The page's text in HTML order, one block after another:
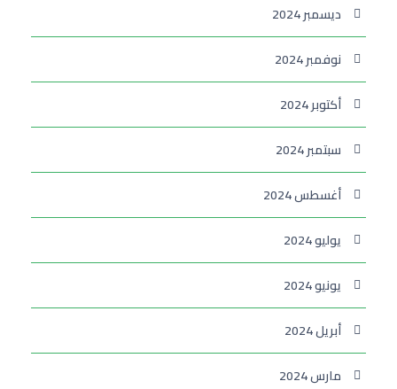
ديسمبر 2024
نوفمبر 2024
أكتوبر 2024
سبتمبر 2024
أغسطس 2024
يوليو 2024
يونيو 2024
أبريل 2024
مارس 2024